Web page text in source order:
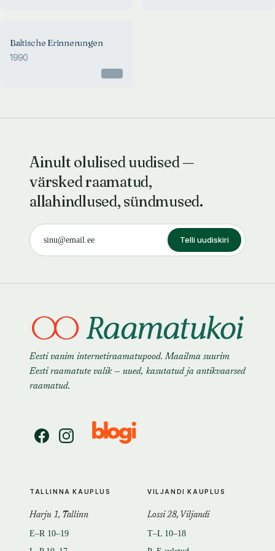
Baltische Erinnerungen
1990
Ainult olulised uudised —
värsked raamatud,
allahindlused, sündmused.
Telli uudiskiri
Eesti vanim internetiraamatupood. Maailma suurim
Eesti raamatute valik — uued, kasutatud ja antikvaarsed
raamatud.
TALLINNA KAUPLUS
Harju 1, Tallinn
E–R 10–19
VILJANDI KAUPLUS
Lossi 28, Viljandi
T–L 10–18